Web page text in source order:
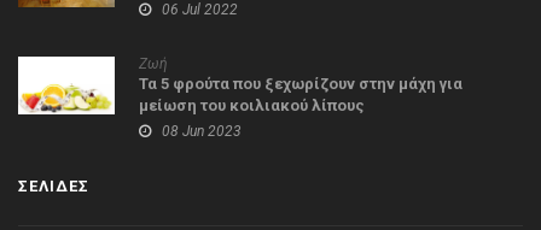
06 Jul 2022
Ζωή
Τα 5 φρούτα που ξεχωρίζουν στην μάχη για
μείωση του κοιλιακού λίπους
08 Jun 2023
ΣΕΛΙΔΕΣ